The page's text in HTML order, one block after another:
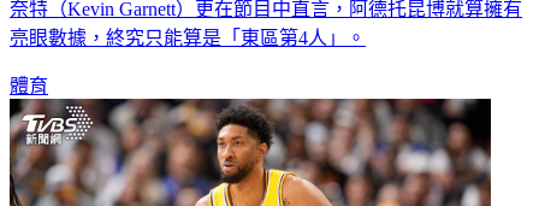
奈特（Kevin Garnett）更在節目中直言，阿德托昆博就算擁有
亮眼數據，終究只能算是「東區第4人」。
體育